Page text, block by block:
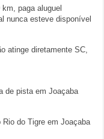
paga aluguel
nunca esteve disponível
atinge diretamente SC,
de pista em Joaçaba
do Tigre em Joaçaba